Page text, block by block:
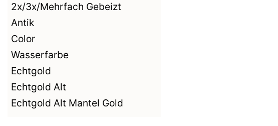
2x/3x/Mehrfach Gebeizt
Antik
Color
Wasserfarbe
Echtgold
Echtgold Alt
Echtgold Alt Mantel Gold